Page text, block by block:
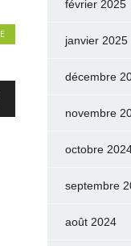
février 2025
janvier 2025
décembre
novembre
octobre
septembre
août 2024